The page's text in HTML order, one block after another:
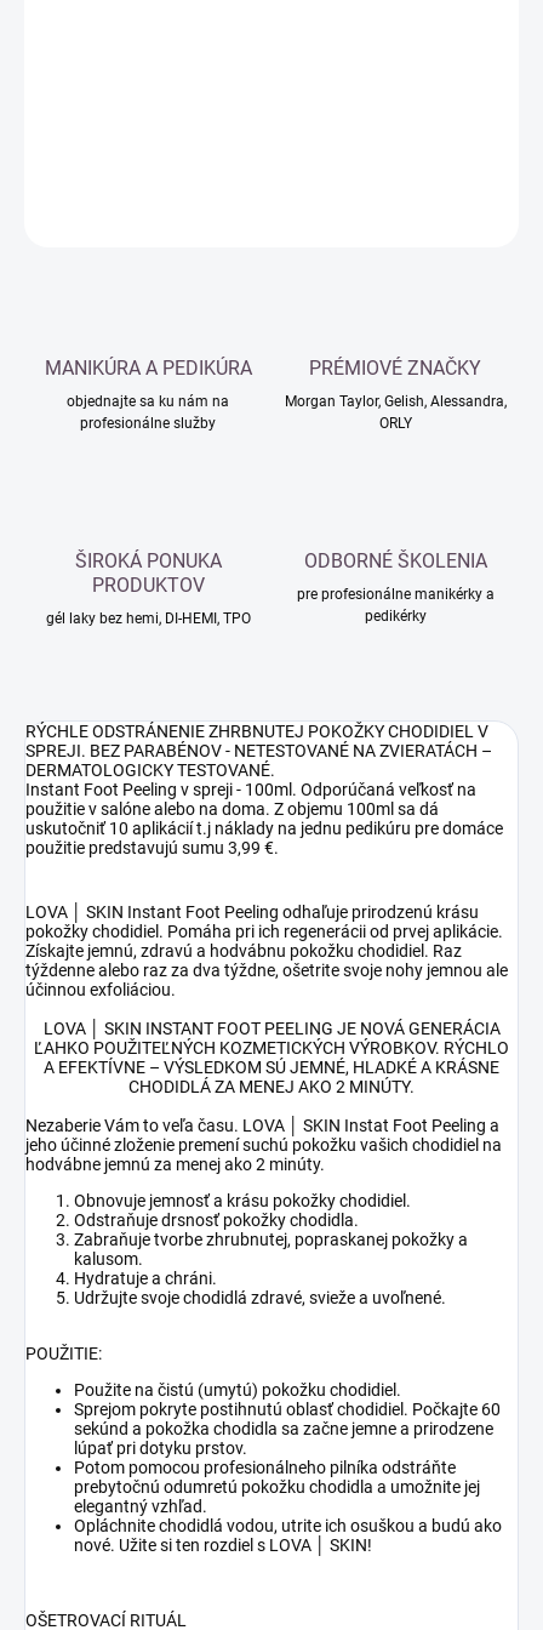
MANIKÚRA A PEDIKÚRA
objednajte sa ku nám na
profesionálne služby
PRÉMIOVÉ ZNAČKY
Morgan Taylor, Gelish, Alessandra,
ORLY
ŠIROKÁ PONUKA
PRODUKTOV
gél laky bez hemi, DI-HEMI, TPO
ODBORNÉ ŠKOLENIA
pre profesionálne manikérky a
pedikérky
RÝCHLE ODSTRÁNENIE ZHRBNUTEJ POKOŽKY CHODIDIEL V
SPREJI. BEZ PARABÉNOV - NETESTOVANÉ NA ZVIERATÁCH –
DERMATOLOGICKY TESTOVANÉ.
Instant Foot Peeling v spreji - 100ml. Odporúčaná veľkosť na
použitie v salóne alebo na doma. Z objemu 100ml sa dá
uskutočniť 10 aplikácií t.j náklady na jednu pedikúru pre domáce
použitie predstavujú sumu 3,99 €.
LOVA │ SKIN Instant Foot Peeling odhaľuje prirodzenú krásu
pokožky chodidiel. Pomáha pri ich regenerácii od prvej aplikácie.
Získajte jemnú, zdravú a hodvábnu pokožku chodidiel. Raz
týždenne alebo raz za dva týždne, ošetrite svoje nohy jemnou ale
účinnou exfoliáciou.
LOVA │ SKIN INSTANT FOOT PEELING JE NOVÁGENERÁCIA
ĽAHKO POUŽITEĽNÝCH KOZMETICKÝCH VÝROBKOV. RÝCHLO
A EFEKTÍVNE – VÝSLEDKOM SÚ JEMNÉ, HLADKÉ A KRÁSNE
CHODIDLÁ ZA MENEJ AKO 2 MINÚTY.
Nezaberie Vám to veľa času. LOVA │ SKIN Instat Foot Peeling a
jeho účinné zloženie premení suchú pokožku vašich chodidiel na
hodvábne jemnú za menej ako 2 minúty.
Obnovuje jemnosť a krásu pokožky chodidiel.
Odstraňuje drsnosť pokožky chodidla.
Zabraňuje tvorbe zhrubnutej, popraskanej pokožky a
kalusom.
Hydratuje a chráni.
Udržujte svoje chodidlá zdravé, svieže a uvoľnené.
POUŽITIE:
Použite na čistú (umytú) pokožku chodidiel.
Sprejom pokryte postihnutú oblasť chodidiel. Počkajte 60
sekúnd a pokožka chodidla sa začne jemne a prirodzene
lúpať pri dotyku prstov.
Potom pomocou profesionálneho pilníka odstráňte
prebytočnú odumretú pokožku chodidla a umožnite jej
elegantný vzhľad.
Opláchnite chodidlá vodou, utrite ich osuškou a budú ako
nové. Užite si ten rozdiel s LOVA │ SKIN!
OŠETROVACÍ RITUÁL